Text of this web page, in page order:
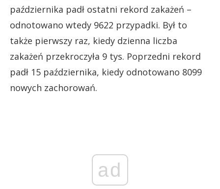
października padł ostatni rekord zakażeń –
odnotowano wtedy 9622 przypadki. Był to
także pierwszy raz, kiedy dzienna liczba
zakażeń przekroczyła 9 tys. Poprzedni rekord
padł 15 października, kiedy odnotowano 8099
nowych zachorowań.
ad